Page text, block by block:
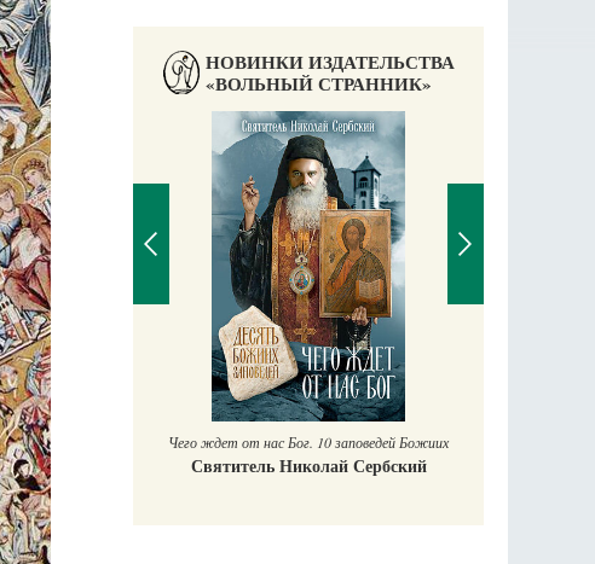
НОВИНКИ ИЗДАТЕЛЬСТВА
«ВОЛЬНЫЙ СТРАННИК»
10 заповедей Божиих
Сербский
Православный мальчик
Екатерина Баканова